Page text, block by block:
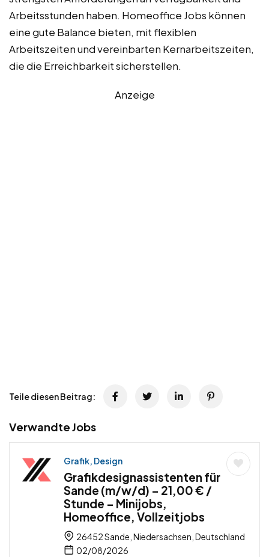
Arbeitsstunden haben. Homeoffice Jobs können
eine gute Balance bieten, mit flexiblen
Arbeitszeiten und vereinbarten Kernarbeitszeiten,
die die Erreichbarkeit sicherstellen.
Anzeige
Teile diesen Beitrag:
Verwandte Jobs
Grafik, Design
Grafikdesignassistenten für
Sande (m/w/d) – 21,00 € /
Stunde – Minijobs,
Homeoffice, Vollzeitjobs
26452 Sande, Niedersachsen, Deutschland
02/08/2026